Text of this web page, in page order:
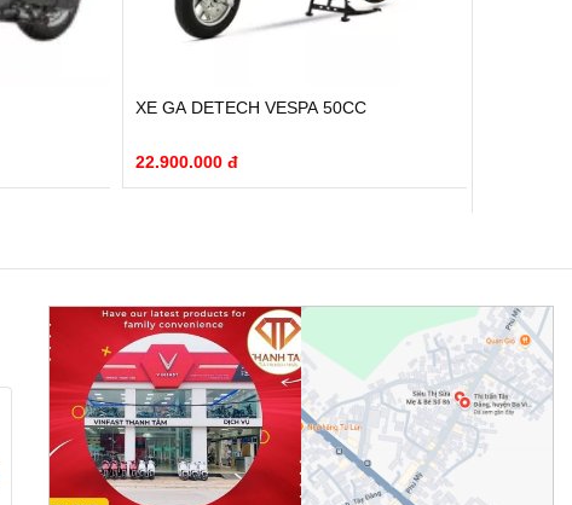
XE GA DETECH VESPA 50CC
22.900.000 đ